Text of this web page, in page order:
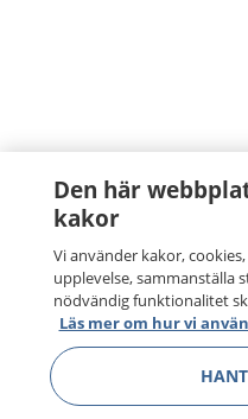
Den här
kakor
Vi använder kakor,
upplevelse, sammanställa
nödvändig funktionalitet
Läs mer om hur vi